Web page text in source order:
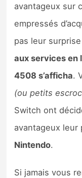
avantageux sur
empressés
pas leur
aux services en
4508 s’afficha.
(ou petits
Switch ont
avantageux leur
Nintendo.
Si jamais vous